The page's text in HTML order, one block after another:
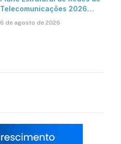
Telecomunicações 2026
móvel, mas mantém desafio
6 de agosto de 2026